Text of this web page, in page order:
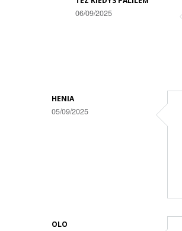
06/09/2025
na
HENIA
05/09/2025
OLO